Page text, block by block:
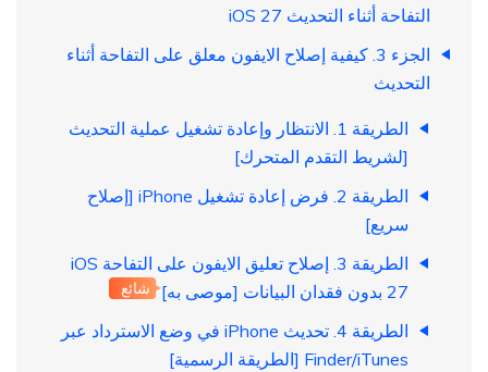
التفاحة أثناء التحديث iOS 27
الجزء 3. كيفية إصلاح الايفون معلق على التفاحة أثناء
التحديث
الطريقة 1. الانتظار وإعادة تشغيل عملية التحديث
[لشريط التقدم المتحرك]
الطريقة 2. فرض إعادة تشغيل iPhone [إصلاح
سريع]
الطريقة 3. إصلاح تعليق الايفون على التفاحة iOS
27 بدون فقدان البيانات [موصى به]
شائع
الطريقة 4. تحديث iPhone في وضع الاسترداد عبر
Finder/iTunes [الطريقة الرسمية]